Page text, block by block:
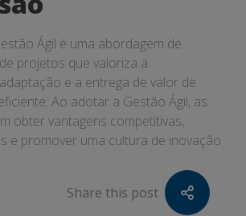
Ágil é uma abordagem de
projetos que valoriza a
e a entrega de valor de
Ao adotar a Gestão Ágil, as
obter vantagens competitivas,
e promover uma cultura de inovação
Share this post